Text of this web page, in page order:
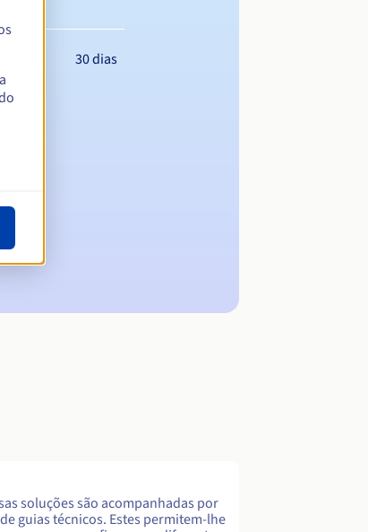
30 dias
soluções são acompanhadas por
guias técnicos. Estes permitem-lhe